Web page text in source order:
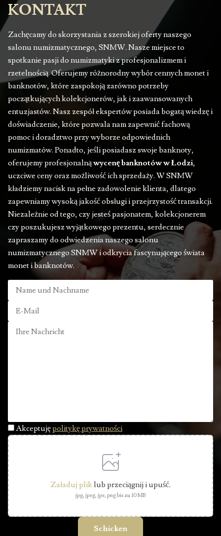
KONTAKT
Zachęcamy do skorzystania z szerokiej oferty naszego
salonu numizmatycznego, SNMW. Nasze miejsce to
spotkanie pasji do numizmatyki z profesjonalizmem i
rzetelnością. Oferujemy różnorodny wybór cennych monet i
banknotów, które zaspokoją zarówno potrzeby
początkujących kolekcjonerów, jak i zaawansowanych
entuzjastów. Nasz zespół ekspertów posiada bogatą wiedzę i
doświadczenie, które pozwala nam zapewnić fachową
pomoc i doradztwo przy wyborze odpowiednich
numizmatów. Ponadto, jeśli posiadasz swoje banknoty,
oferujemy profesjonalnąwycenę banknotów w Łodzi,
uczciwe ceny oraz możliwość ich sprzedaży. W SNMW
kładziemy nacisk na pełne zadowolenie klienta, dlatego
zapewniamy wysoką jakość obsługi i przejrzystość transakcji.
Niezależnie od tego, czy jesteś pasjonatem, kolekcjonerem
czy poszukujesz wyjątkowego prezentu, serdecznie
zapraszamy do odwiedzenia naszego salonu
numizmatycznego SNMW i odkrycia fascynującego świata
monet i banknotów.
Akceptujępolitykę prywatności
Załaduj pliklub przeciągnij i upuść.
jpg, jpeg, jpe, png bis zu 10 MB